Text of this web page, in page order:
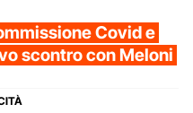
Covid e
scontro con Meloni